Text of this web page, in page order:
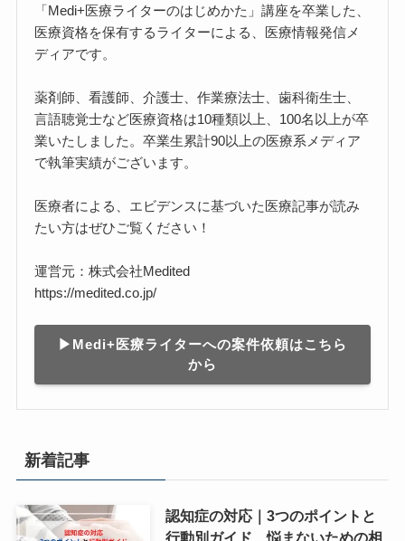
「Medi+医療ライターのはじめかた」講座を卒業した、
医療資格を保有するライターによる、医療情報発信メ
ディアです。
薬剤師、看護師、介護士、作業療法士、歯科衛生士、
言語聴覚士など医療資格は10種類以上、100名以上が卒
業いたしました。卒業生累計90以上の医療系メディア
で執筆実績がございます。
医療者による、エビデンスに基づいた医療記事が読み
たい方はぜひご覧ください！
運営元：株式会社Medited
https://medited.co.jp/
▶︎Medi+医療ライターへの案件依頼はこちら
から
新着記事
認知症の対応｜3つのポイントと
行動別ガイド、悩まないための相